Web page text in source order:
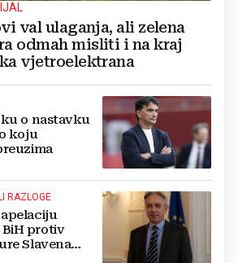
val ulaganja, ali zelena
odmah misliti i na kraj
vjetroelektrana
o nastavku
koju
RAZLOGE
protiv
Slavena